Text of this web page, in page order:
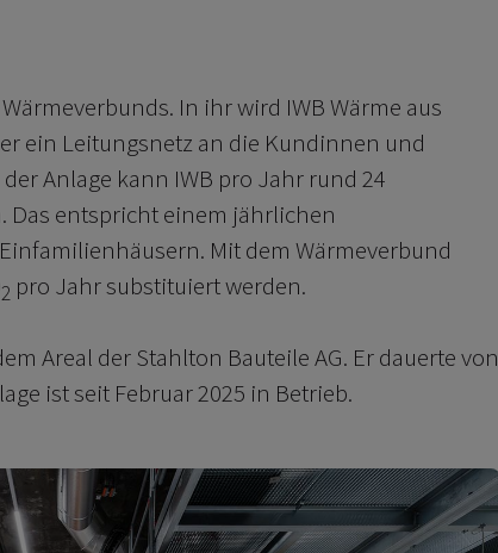
In ihr wird IWB Wärme aus
ein Leitungsnetz an die Kundinnen und
Anlage kann IWB pro Jahr rund 24
Das entspricht einem jährlichen
Mit dem Wärmeverbund
2 pro Jahr substituiert werden.
Areal der Stahlton Bauteile AG. Er dauerte von
ist seit Februar 2025 in Betrieb.